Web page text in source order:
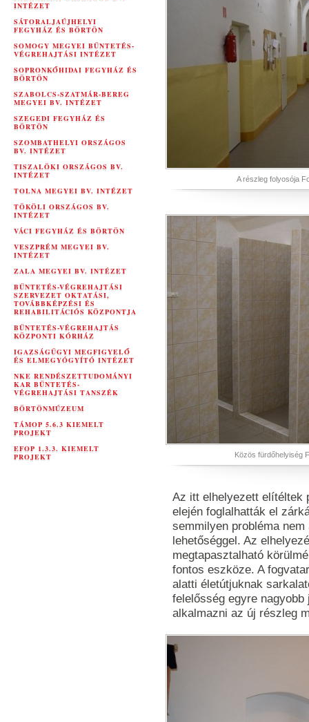
INTÉZET
SÁTORALJAÚJHELYI
FEGYHÁZ ÉS BÖRTÖN
SOMOGY MEGYEI BÜNTETÉS-
VÉGREHAJTÁSI INTÉZET
SOPRONKŐHIDAI FEGYHÁZ ÉS
BÖRTÖN
SZABOLCS-SZATMÁR-BEREG
MEGYEI BV. INTÉZET
SZEGEDI FEGYHÁZ ÉS
BÖRTÖN
SZOMBATHELYI ORSZÁGOS
BV. INTÉZET
TISZALÖKI ORSZÁGOS BV.
INTÉZET
TOLNA MEGYEI BV. INTÉZET
TÖKÖLI ORSZÁGOS BV.
INTÉZET
VÁCI FEGYHÁZ ÉS BÖRTÖN
VESZPRÉM MEGYEI BV.
INTÉZET
ZALA MEGYEI BV. INTÉZET
BÜNTETÉS-VÉGREHAJTÁSI
SZERVEZET OKTATÁSI,
TOVÁBBKÉPZÉSI ÉS
REHABILITÁCIÓS KÖZPONTJA
BÜNTETÉS-VÉGREHAJTÁS
KÖZPONTI KÓRHÁZ
IGAZSÁGÜGYI MEGFIGYELŐ
ÉS ELMEGYÓGYÍTÓ INTÉZET
NKE RENDÉSZETTUDOMÁNYI
KAR BÜNTETÉS-
VÉGREHAJTÁSI TANSZÉK
BÖRTÖNMÚZEUM
TÁMOP 5.6.3 KIEMELT
PROJEKT
EFOP 1.3.3. KIEMELT
PROJEKT
A részleg folyosója
Közös fürdőhelyiség
Az itt elhelyezett elítéltek
elején foglalhatták el
semmilyen probléma
lehetőséggel. Az
megtapasztalható
fontos eszköze. A
alatti életútjuknak
felelősség egyre
alkalmazni az új részleg